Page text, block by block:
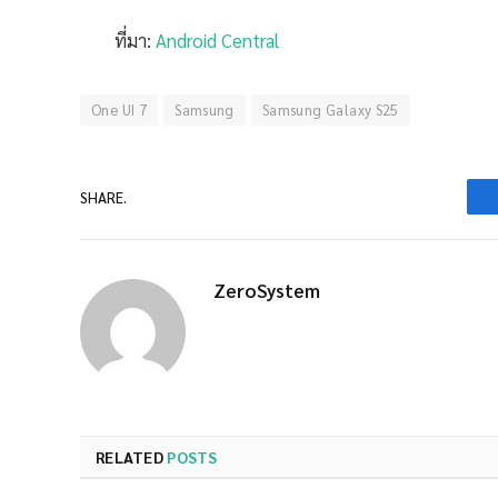
ที่มา: Android Central
One UI 7 Samsung Samsung Galaxy S25
SHARE.
ZeroSystem
RELATED POSTS